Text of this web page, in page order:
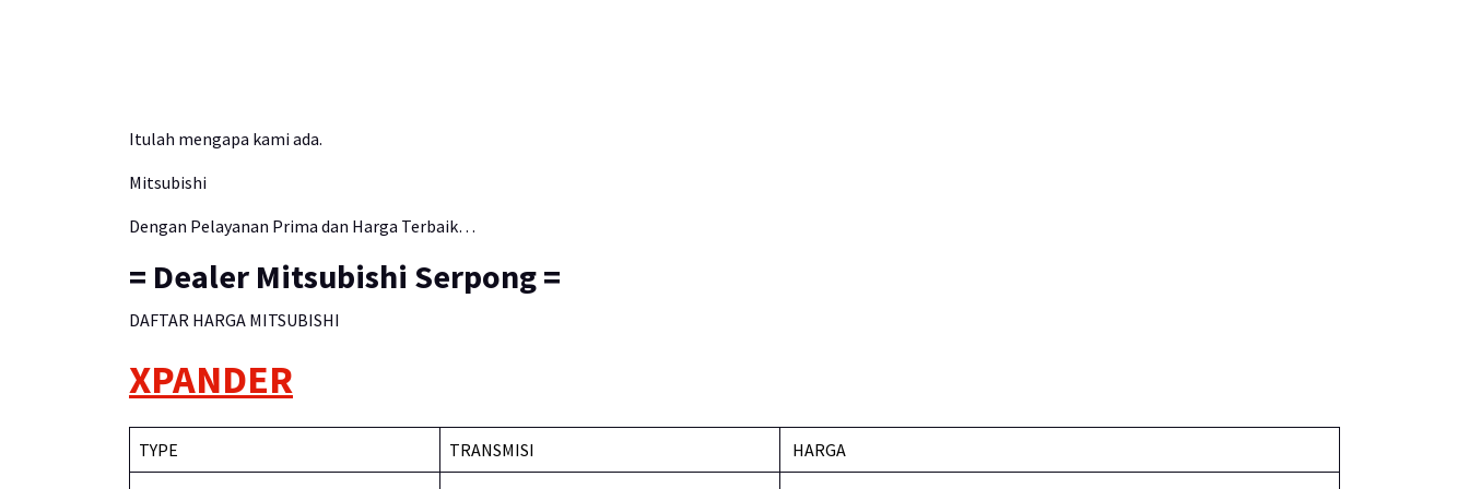
Itulah mengapa kami ada.
Mitsubishi
Dengan Pelayanan Prima dan Harga Terbaik…
= Dealer Mitsubishi Serpong =
DAFTAR HARGA MITSUBISHI
XPANDER
TYPE TRANSMISI HARGA